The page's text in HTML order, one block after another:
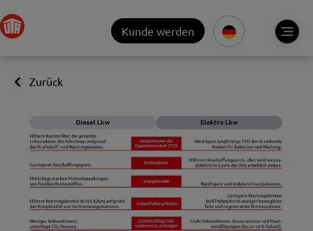
Kunde werden
Zurück